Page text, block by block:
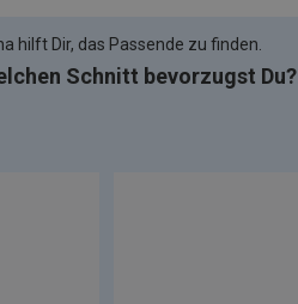
hilft Dir, das Passende zu finden.
Schnitt bevorzugst Du?